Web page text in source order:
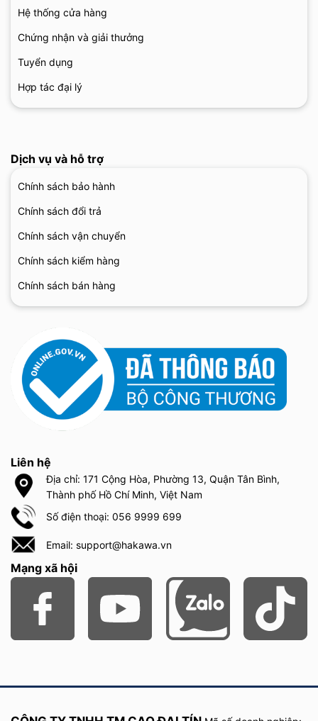
Hệ thống cửa hàng
Chứng nhận và giải thưởng
Tuyển dụng
Hợp tác đại lý
Dịch vụ và hỗ trợ
Chính sách bảo hành
Chính sách đổi trả
Chính sách vận chuyển
Chính sách kiểm hàng
Chính sách bán hàng
Liên hệ
Địa chỉ: 171 Cộng Hòa, Phường 13, Quận Tân Bình,
Thành phố Hồ Chí Minh, Việt Nam
Số điện thoại: 056 9999 699
Email: support@hakawa.vn
Mạng xã hội